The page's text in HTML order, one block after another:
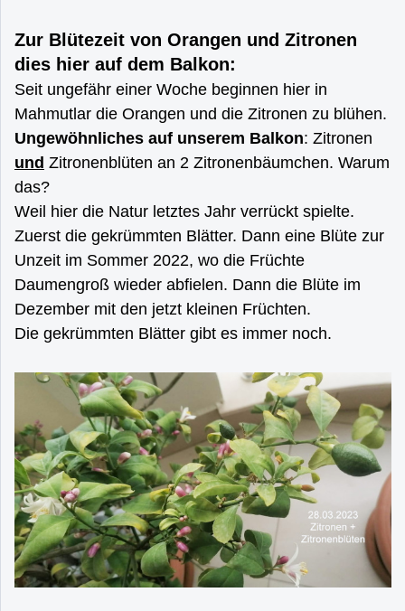
Zur Blütezeit von Orangen und Zitronen
dies hier auf dem Balkon:
Seit ungefähr einer Woche beginnen hier in
Mahmutlar die Orangen und die Zitronen zu blühen.
Ungewöhnliches auf unserem Balkon: Zitronen
und Zitronenblüten an 2 Zitronenbäumchen. Warum
das?
Weil hier die Natur letztes Jahr verrückt spielte.
Zuerst die gekrümmten Blätter. Dann eine Blüte zur
Unzeit im Sommer 2022, wo die Früchte
Daumengroß wieder abfielen. Dann die Blüte im
Dezember mit den jetzt kleinen Früchten.
Die gekrümmten Blätter gibt es immer noch.